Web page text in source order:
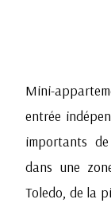
Mini-
entrée
importants
dans une
Toledo, de la